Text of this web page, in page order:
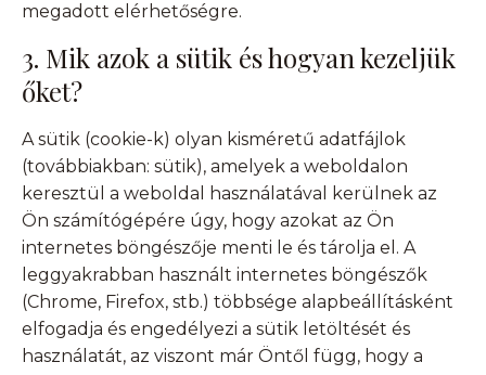
megadott elérhetőségre.
3. Mik azok a sütik és hogyan kezeljük
őket?
A sütik (cookie-k) olyan kisméretű adatfájlok
(továbbiakban: sütik), amelyek a weboldalon
keresztül a weboldal használatával kerülnek az
Ön számítógépére úgy, hogy azokat az Ön
internetes böngészője menti le és tárolja el. A
leggyakrabban használt internetes böngészők
(Chrome, Firefox, stb.) többsége alapbeállításként
elfogadja és engedélyezi a sütik letöltését és
használatát, az viszont már Öntől függ, hogy a